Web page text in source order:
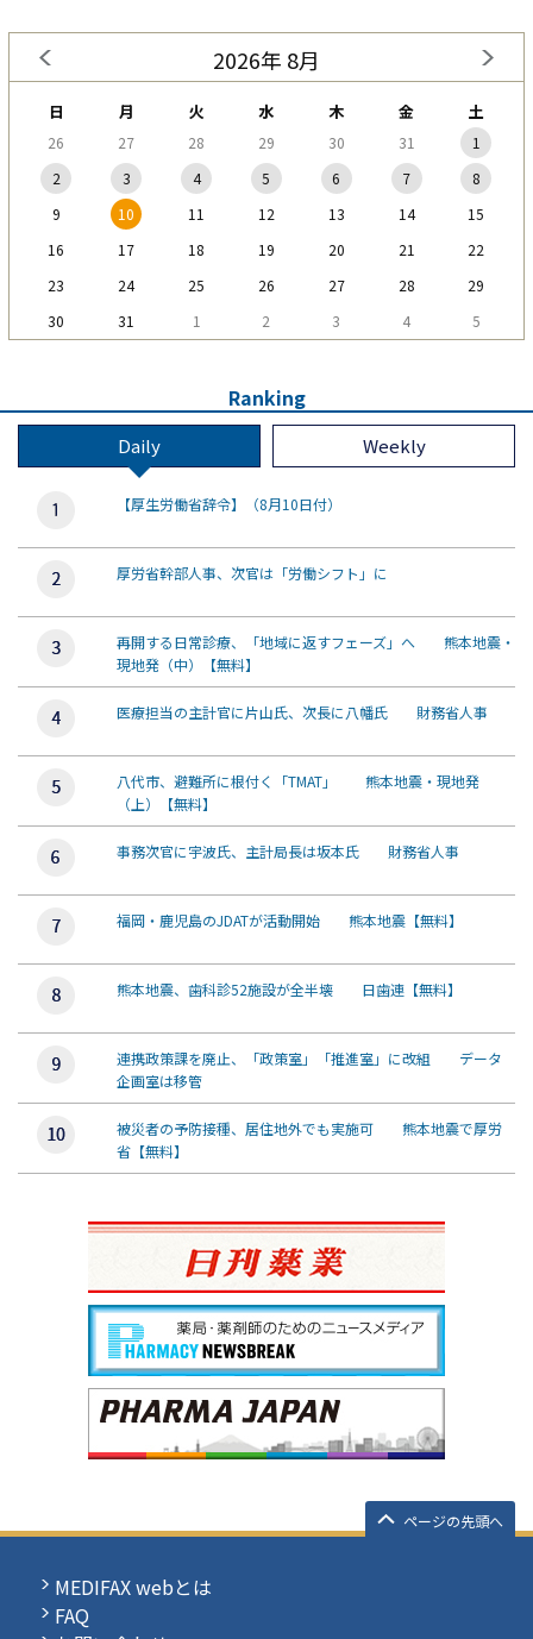
2026年 8月
日 月 火 水 木 金 土
26 27 28 29 30 31
1
2
3 4 5 6 7
8
9
10 11 12 13 14
15
16
17 18 19 20 21
22
23
24 25 26 27 28
29
30
31 1 2 3 4 5
Ranking
Daily Weekly
【厚生労働省辞令】（8月10日付）
厚労省幹部人事、次官は「労働シフト」に
再開する日常診療、「地域に返すフェーズ」へ 熊本地震・
現地発（中）【無料】
医療担当の主計官に片山氏、次長に八幡氏 財務省人事
八代市、避難所に根付く「TMAT」 熊本地震・現地発
（上）【無料】
事務次官に宇波氏、主計局長は坂本氏 財務省人事
福岡・鹿児島のJDATが活動開始 熊本地震【無料】
熊本地震、歯科診52施設が全半壊 日歯連【無料】
連携政策課を廃止、「政策室」「推進室」に改組 データ
企画室は移管
被災者の予防接種、居住地外でも実施可 熊本地震で厚労
省【無料】
ページの先頭へ
MEDIFAX webとは
FAQ